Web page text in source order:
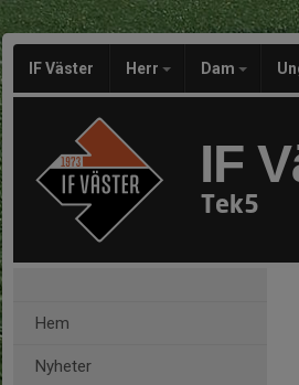
IF Väster Herr Dam
IF
Tek5
Hem
Nyheter